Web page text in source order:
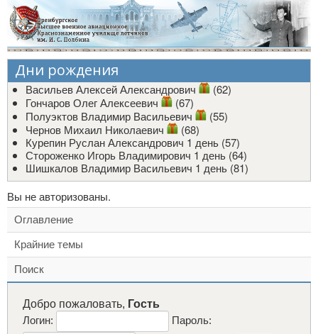
Дни рождения
Васильев Алексей Александрович
(62)
Гончаров Олег Алексеевич
(67)
Полуэктов Владимир Васильевич
(55)
Чернов Михаил Николаевич
(68)
Курепин Руслан Александрович 1 день (57)
Стороженко Игорь Владимирович 1 день (64)
Шишкалов Владимир Васильевич 1 день (81)
Вы не авторизованы.
Оглавление
Крайние темы
Поиск
Добро пожаловать, Гость
Логин:
Пароль: